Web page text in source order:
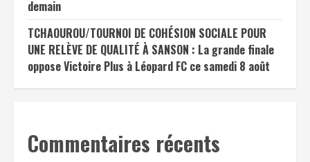
demain
TCHAOUROU/TOURNOI DE COHÉSION SOCIALE POUR
UNE RELÈVE DE QUALITÉ À SANSON : La grande finale
oppose Victoire Plus à Léopard FC ce samedi 8 août
Commentaires récents